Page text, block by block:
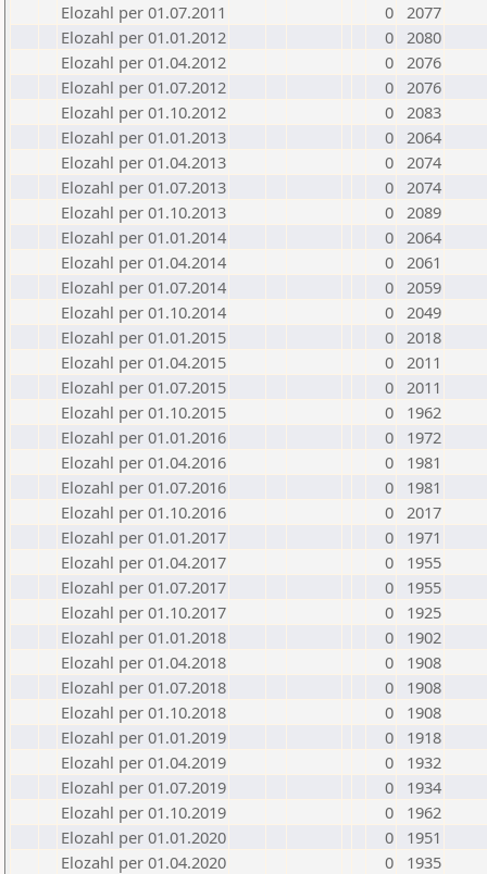
Elozahl per 01.07.2011
0 2077
Elozahl per 01.01.2012
0 2080
Elozahl per 01.04.2012
0 2076
Elozahl per 01.07.2012
0 2076
Elozahl per 01.10.2012
0 2083
Elozahl per 01.01.2013
0 2064
Elozahl per 01.04.2013
0 2074
Elozahl per 01.07.2013
0 2074
Elozahl per 01.10.2013
0 2089
Elozahl per 01.01.2014
0 2064
Elozahl per 01.04.2014
0 2061
Elozahl per 01.07.2014
0 2059
Elozahl per 01.10.2014
0 2049
Elozahl per 01.01.2015
0 2018
Elozahl per 01.04.2015
0 2011
Elozahl per 01.07.2015
0 2011
Elozahl per 01.10.2015
0
1962
Elozahl per 01.01.2016
0
1972
Elozahl per 01.04.2016
0
1981
Elozahl per 01.07.2016
0
1981
Elozahl per 01.10.2016
0 2017
Elozahl per 01.01.2017
0
1971
Elozahl per 01.04.2017
0
1955
Elozahl per 01.07.2017
0
1955
Elozahl per 01.10.2017
0
1925
Elozahl per 01.01.2018
0
1902
Elozahl per 01.04.2018
0
1908
Elozahl per 01.07.2018
0
1908
Elozahl per 01.10.2018
0
1908
Elozahl per 01.01.2019
0
1918
Elozahl per 01.04.2019
0
1932
Elozahl per 01.07.2019
0
1934
Elozahl per 01.10.2019
0
1962
Elozahl per 01.01.2020
0
1951
Elozahl per 01.04.2020
0
1935